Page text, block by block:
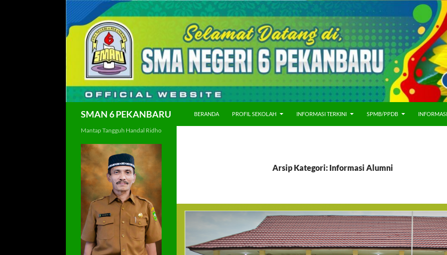
SMAN 6 PEKANBARU BERANDA PROFIL SEKOLAH INFORMASI TERKINI SPMB/PPDB
Arsip Kategori: Informasi Alumni
Mantap Tangguh Handal Ridho